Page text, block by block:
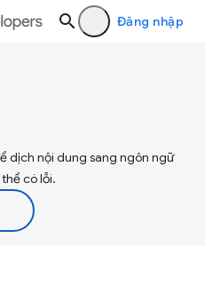
Đăng nhập
dịch nội dung sang ngôn ngữ
có lỗi.